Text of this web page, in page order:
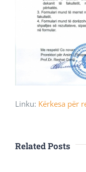
Linku: Kërkesa për
Related Posts